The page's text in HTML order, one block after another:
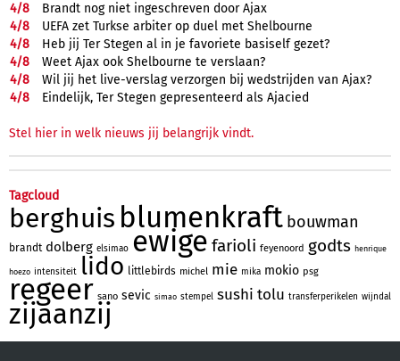
4/8
Brandt nog niet ingeschreven door Ajax
4/8
UEFA zet Turkse arbiter op duel met Shelbourne
4/8
Heb jij Ter Stegen al in je favoriete basiself gezet?
4/8
Weet Ajax ook Shelbourne te verslaan?
4/8
Wil jij het live-verslag verzorgen bij wedstrijden van Ajax?
4/8 Eindelijk, Ter Stegen gepresenteerd als Ajacied
Stel hier in welk nieuws jij belangrijk vindt.
Tagcloud
berghuis blumenkraft bouwman
brandt dolberg elsimao ewige farioli feyenoord godts henrique
hoezo intensiteit lido littlebirds michel mie mika mokio psg
regeer sano sevic simao stempel sushi tolu transferperikelen wijndal
zijaanzij